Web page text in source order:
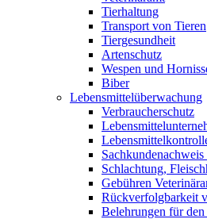
Tierhaltung
Transport von Tieren
Tiergesundheit
Artenschutz
Wespen und
Biber
Lebensmittelüberwachung
Verbraucherschutz
Sachkundenachweis
Schlachtung,
Gebühren
Rückverfolgbarkeit
Belehrungen für